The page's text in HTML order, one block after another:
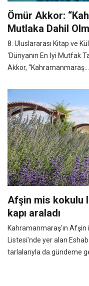
Ömür Akkor:
Mutlaka Dahil
8. Uluslararası Kitap ve
'Dünyanın En İyi Mutfak
Akkor, “Kahramanmaraş...
Afşin mis kokulu
kapı araladı
Kahramanmaraş'ın Afşin
Listesi'nde yer alan
tarlalarıyla da gündeme